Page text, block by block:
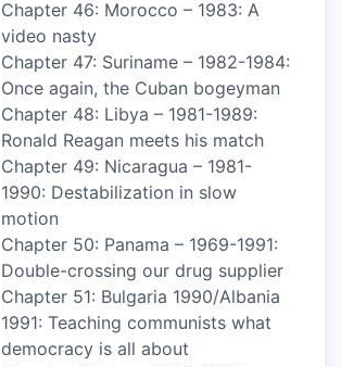
Chapter 46: Morocco – 1983: A
video nasty
Chapter 47: Suriname – 1982-1984:
Once again, the Cuban bogeyman
Chapter 48: Libya – 1981-1989:
Ronald Reagan meets his match
Chapter 49: Nicaragua – 1981-
1990: Destabilization in slow
motion
Chapter 50: Panama – 1969-1991:
Double-crossing our drug supplier
Chapter 51: Bulgaria 1990/Albania
1991: Teaching communists what
democracy is all about